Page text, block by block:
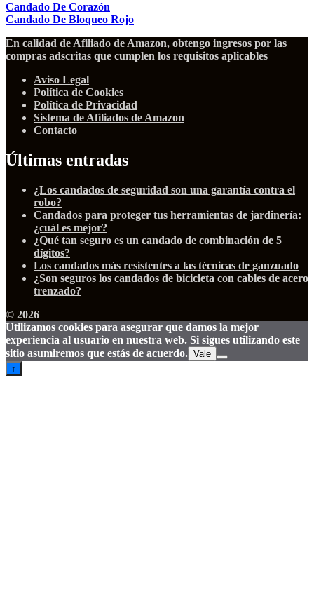
Candado De Corazón
Candado De Bloqueo Rojo
En calidad de Afiliado de Amazon, obtengo ingresos por las
compras adscritas que cumplen los requisitos aplicables
Aviso Legal
Política de Cookies
Política de Privacidad
Sistema de Afiliados de Amazon
Contacto
Últimas entradas
¿Los candados de seguridad son una garantía contra el
robo?
Candados para proteger tus herramientas de jardinería:
¿cuál es mejor?
¿Qué tan seguro es un candado de combinación de 5
dígitos?
Los candados más resistentes a las técnicas de ganzuado
¿Son seguros los candados de bicicleta con cables de acero
trenzado?
© 2026
Utilizamos cookies para asegurar que damos la mejor
experiencia al usuario en nuestra web. Si sigues utilizando este
sitio asumiremos que estás de acuerdo. Vale
↑